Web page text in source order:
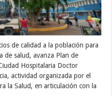
de calidad a la población para
de salud, avanza Plan de
Hospitalaria Doctor
actividad organizada por el
la Salud, en articulación con la